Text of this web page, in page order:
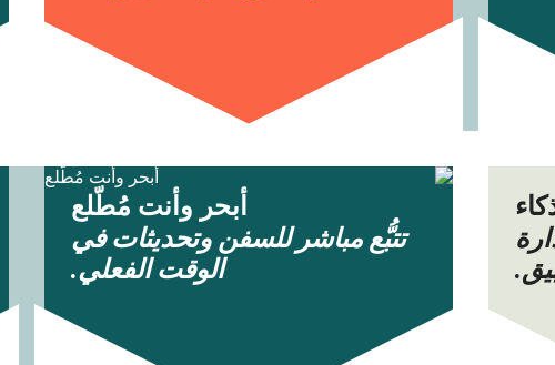
أبحر وأنت مُطّلع
تتبُّع مباشر للسفن وتحديثات في
الوقت الفعلي.